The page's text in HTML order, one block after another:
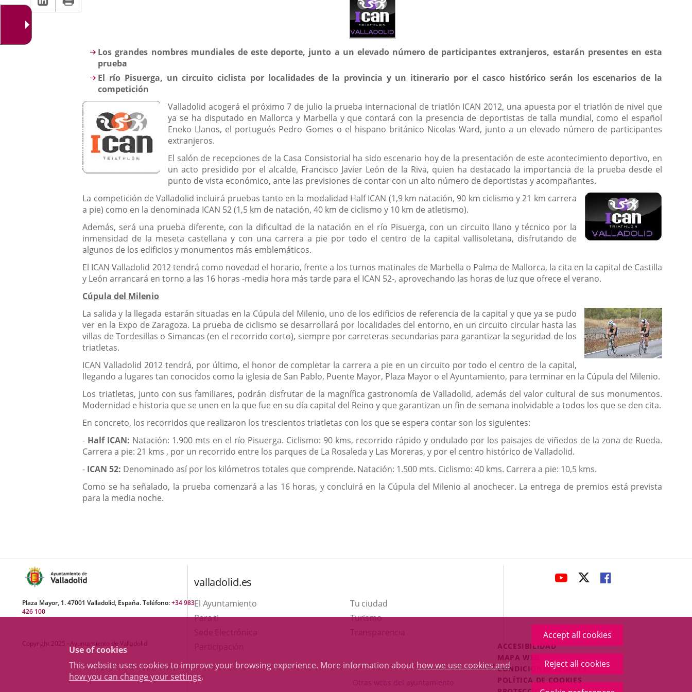
Use of cookies
This website uses cookies to improve your browsing experience. More information about how we use cookies and
how you can change your settings.
Accept all cookies
Reject all cookies
aplicación
a
aplicaciónDescripción
Los grandes nombres mundiales de este deporte, junto a un elevado número de participantes extranjeros, estarán presentes en esta
prueba
El río Pisuerga, un circuito ciclista por localidades de la provincia y un itinerario por el casco histórico serán los escenarios de la
competición
Valladolid acogerá el próximo 7 de julio la prueba internacional de triatlón ICAN 2012, una apuesta por el triatlón de nivel que
ya se ha disputado en Mallorca y Marbella y que contará con la presencia de deportistas de talla mundial, como el español
Eneko Llanos, el portugués Pedro Gomes o el hispano británico Nicolas Ward, junto a un elevado número de participantes
extranjeros.
El salón de recepciones de la Casa Consistorial ha sido escenario hoy de la presentación de este acontecimiento deportivo, en
un acto presidido por el alcalde, Francisco Javier León de la Riva, quien ha destacado la importancia de la prueba desde el
punto de vista económico, ante las previsiones de contar con un alto número de deportistas y acompañantes.
La competición de Valladolid incluirá pruebas tanto en la modalidad Half ICAN (1,9 km natación, 90 km ciclismo y 21 km carrera
a pie) como en la denominada ICAN 52 (1,5 km de natación, 40 km de ciclismo y 10 km de atletismo).
Además, será una prueba diferente, con la dificultad de la natación en el río Pisuerga, con un circuito llano y técnico por la
inmensidad de la meseta castellana y con una carrera a pie por todo el centro de la capital vallisoletana, disfrutando de
algunos de los edificios y monumentos más emblemáticos.
El ICAN Valladolid 2012 tendrá como novedad el horario, frente a los turnos matinales de Marbella o Palma de Mallorca, la cita en la capital de Castilla
y León arrancará en torno a las 16 horas -media hora más tarde para el ICAN 52-, aprovechando las horas de luz que ofrece el verano.
Cúpula del Milenio
La salida y la llegada estarán situadas en la Cúpula del Milenio, uno de los edificios de referencia de la capital y que ya se pudo
ver en la Expo de Zaragoza. La prueba de ciclismo se desarrollará por localidades del entorno, en un circuito circular hasta las
villas de Tordesillas o Simancas (en el recorrido corto), siempre por carreteras secundarias para garantizar la seguridad de los
triatletas.
ICAN Valladolid 2012 tendrá, por último, el honor de completar la carrera a pie en un circuito por todo el centro de la capital,
llegando a lugares tan conocidos como la iglesia de San Pablo, Puente Mayor, Plaza Mayor o el Ayuntamiento, para terminar en la Cúpula del Milenio.
Los triatletas, junto con sus familiares, podrán disfrutar de la magnífica gastronomía de Valladolid, además del valor cultural de sus monumentos.
Modernidad e historia que se unen en la que fue en su día capital del Reino y que garantizan un fin de semana inolvidable a todos los que se den cita.
En concreto, los recorridos que realizaron los trescientos triatletas con los que se espera contar son los siguientes:
- Half ICAN: Natación: 1.900 mts en el río Pisuerga. Ciclismo: 90 kms, recorrido rápido y ondulado por los paisajes de viñedos de la zona de Rueda.
Carrera a pie: 21 kms , por un recorrido entre los parques de La Rosaleda y Las Moreras, y por el centro histórico de Valladolid.
- ICAN 52: Denominado así por los kilómetros totales que comprende. Natación: 1.500 mts. Ciclismo: 40 kms. Carrera a pie: 10,5 kms.
Como se ha señalado, la prueba comenzará a las 16 horas, y concluirá en la Cúpula del Milenio al anochecer. La entrega de premios está prevista
para la media noche.
Plaza Mayor, 1. 47001 Valladolid, España. Teléfono:+34 983
426 100
Copyright 2025 - Ayuntamiento de Valladolid
valladolid.es
El Ayuntamiento
Tu ciudad
Para ti
TurismoThis
open
external
Otras webs del ayuntamiento
LINK
APPLICATION.
LINK
APPLICATION.
LINK
APPLICATION.
Menú
Legal
Footer
ACCESIBILIDAD
MAPA WEB
CONDICIONES LEGALES
POLÍTICA DE COOKIES